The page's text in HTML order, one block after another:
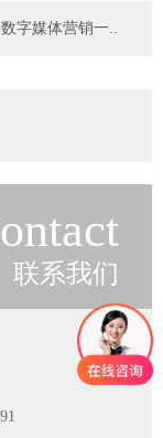
字媒体营销一..
联系我们